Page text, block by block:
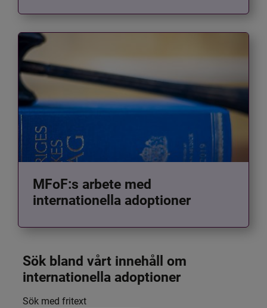
MFoF:s arbete med
internationella adoptioner
Sök bland vårt innehåll om
internationella adoptioner
Filtrera resultatet
Det här formuläret postas automatiskt
Sök med fritext